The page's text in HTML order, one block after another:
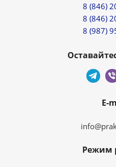
8 (846)
8 (846)
8 (987)
E-
Режим